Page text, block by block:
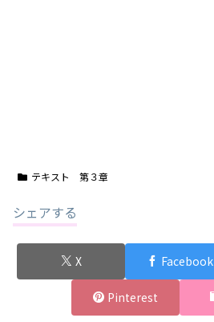
テキスト 第３章
シェアする
X Facebook
Pinterest